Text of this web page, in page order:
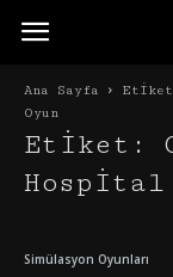
Ana Sayfa
Oyun
Etiket:
Hospital
Simülasyon Oyunları